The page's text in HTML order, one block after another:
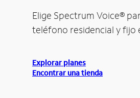
Elige Spectrum Voice®
teléfono residencial y fijo
Explorar planes
Encontrar una tienda